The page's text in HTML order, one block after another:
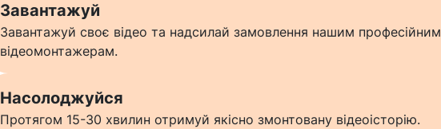
Завантажуй
Завантажуй своє відео та надсилай замовлення нашим професійним
відеомонтажерам.
Насолоджуйся
Протягом 15-30 хвилин отримуй якісно змонтовану відеоісторію.